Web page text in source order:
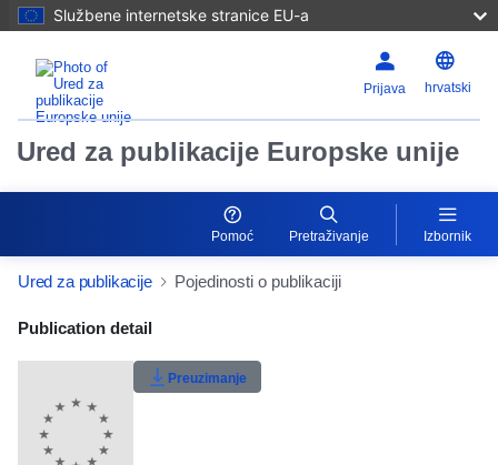
Službene internetske stranice EU-a
Prijava hrvatski
Ured za publikacije Europske unije
Pomoć Pretraživanje Izbornik
Ured za publikacije Pojedinosti o publikaciji
Publication Detail Actions Portlet
Ocjene korisnika
Publication detail
Preuzimanje